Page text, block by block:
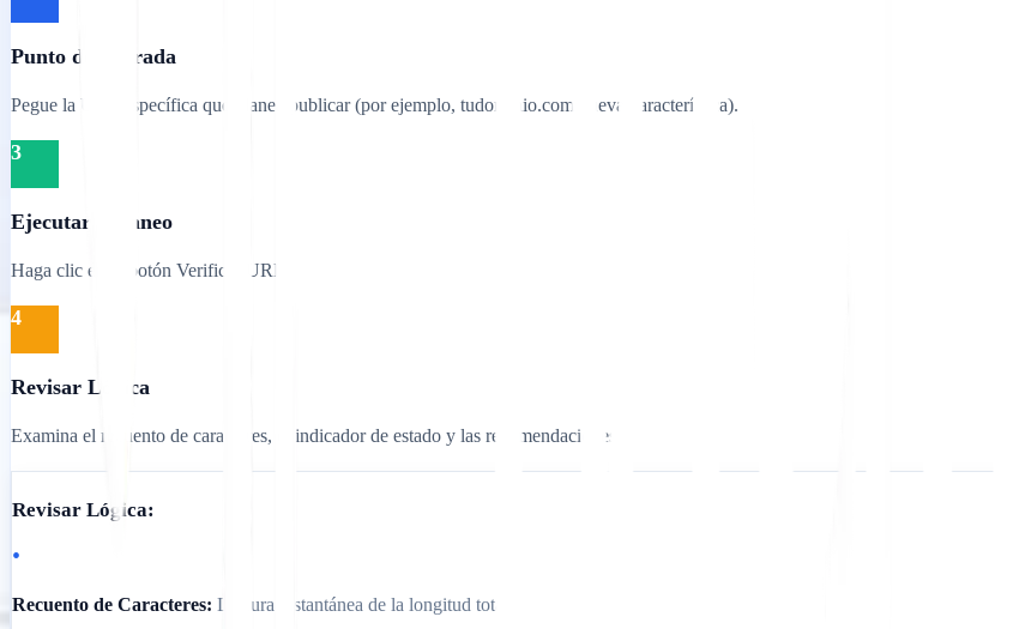
Punto de Entrada
Pegue la URL específica que planea publicar (por ejemplo, tudominio.com/nueva-característica).
3
Ejecutar Escaneo
Haga clic en el botón Verificar URL.
4
Revisar Lógica
Examina el recuento de caracteres, el indicador de estado y las recomendaciones.
Revisar Lógica:
•
Recuento de Caracteres: Lectura instantánea de la longitud total